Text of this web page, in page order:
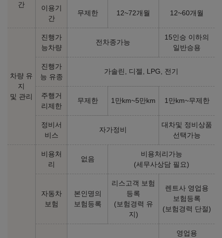
간
이용기
간
무제한 12~72개월 12~60개월
차량 유
지
및 관리
진행가
능차량
전차종가능
15인승 이하의
일반승용
진행가
능 유종
가솔린, 디젤, LPG, 전기
주행거
리제한
무제한 1만km~5만km 1만km~무제한
정비서
비스
자가정비
대차및 정비상품
선택가능
비용처
리
없음
비용처리가능
(세무사상담 필요)
자동차
보험
본인명의
보험등록
리스고객 보험
등록
(보험경력 유
지)
렌트사 영업용
보험등록
(보험경력 단절)
영업용
2025년형 가솔린 1.6 터보 (실효세율 조정)
모던 2WD
휘발유 16.2㎞/ℓ
33,520,000
35,750,000
프리미엄 2WD
휘발유 16.2㎞/ℓ
프리미엄 AWD
휘발유 14.7㎞/ℓ
38,510,000원
인스퍼레이션 2WD
㎞/ℓ
39,960,000원
인스퍼레이션 AWD
휘발유 14.7㎞/ℓ
42,190,000원
2025년형 가솔린 1.6 터보 N Line (실효세율 조정)